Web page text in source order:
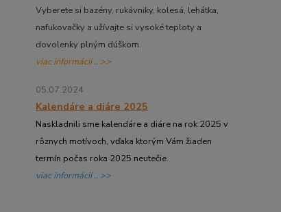
Vyberete si bazény, rukávniky, kolesá, lehátka,
nafukovačky a užívajte si vysoké teploty a
dovolenky plným dúškom.
viac informácií .. >>
05.07.2024
Kalendáre a diáre 2025
Naskladnili sme kalendáre a diáre na rok 2025 v
rôznych motívoch, vďaka ktorým Vám žiaden
termín počas roka 2025 neutečie.
viac informácií .. >>